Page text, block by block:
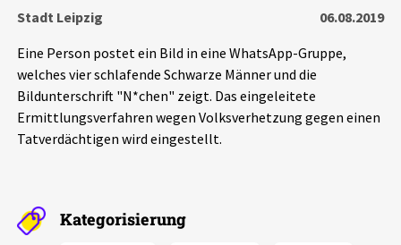
Dossiers
Leipziger Zustände
Schlaglichter
Aktuelles
Stadt Leipzig
06.08.2019
Eine Person postet ein Bild in eine WhatsApp-Gruppe,
welches vier schlafende Schwarze Männer und die
Bildunterschrift "N*chen" zeigt. Das eingeleitete
Ermittlungsverfahren wegen Volksverhetzung gegen einen
Tatverdächtigen wird eingestellt.
Kategorisierung
Filter Erklärungen